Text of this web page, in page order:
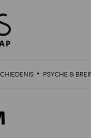
· PSYCHE &